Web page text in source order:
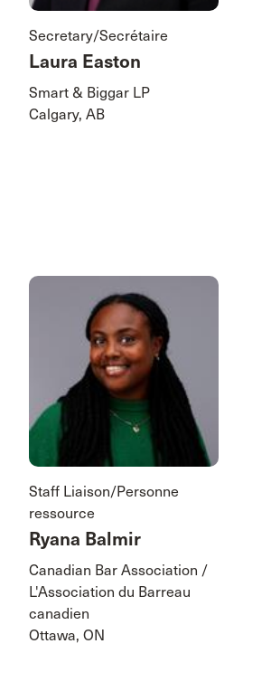
Secretary/Secrétaire
Laura Easton
Smart & Biggar LP
Calgary, AB
Staff Liaison/Personne
ressource
Ryana Balmir
Canadian Bar Association /
L'Association du Barreau
canadien
Ottawa, ON